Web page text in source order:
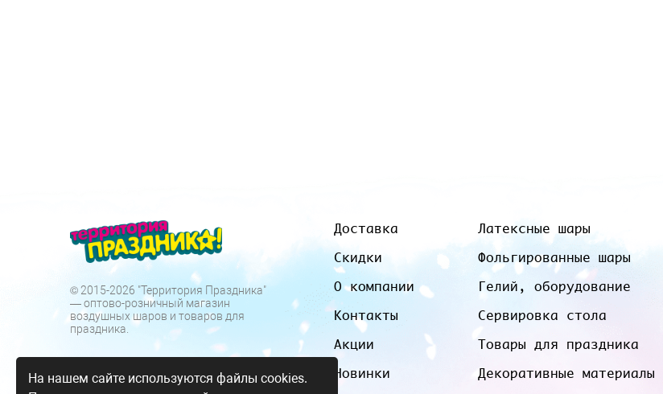
© 2015-2026 "Территория Праздника"
— оптово-розничный магазин
воздушных шаров и товаров для
праздника.
Доставка
Скидки
О компании
Контакты
Акции
Новинки
Латексные шары
Фольгированные шары
Гелий, оборудование
Сервировка стола
Товары для праздника
Декоративные материалы
На нашем сайте используются файлы cookies.